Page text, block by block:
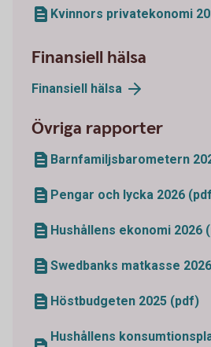
Kvinnors privatekonomi
Finansiell hälsa
Finansiell hälsa
Övriga rapporter
Barnfamiljsbarometern
Pengar och lycka 2026
Hushållens ekonomi 2026
Swedbanks matkasse
Höstbudgeten 2025 (pdf)
Hushållens